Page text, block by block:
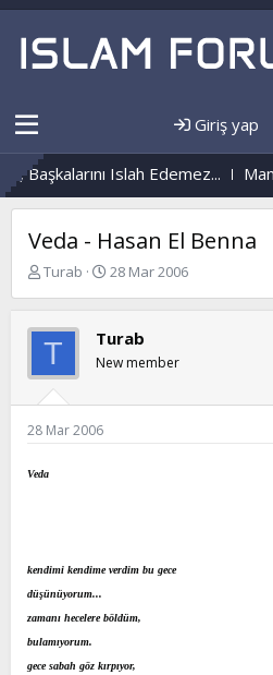
Giriş yap
Başkalarını Islah Edemez...
Veda - Hasan El Benna
K
b
u
u
b
a
l
Turab
B
a
n
ı
28 Mar 2006
T Turab
New member
28 Mar 2006
Veda
kendimi kendime verdim bu gece
düşünüyorum...
zamanı hecelere böldüm,
bulamıyorum.
gece sabah göz kırpıyor,